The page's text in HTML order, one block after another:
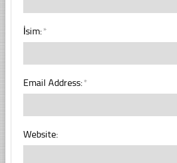
İsim:*
Email Address:*
Website: